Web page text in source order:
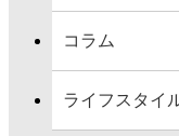
コラム
ライフスタイ